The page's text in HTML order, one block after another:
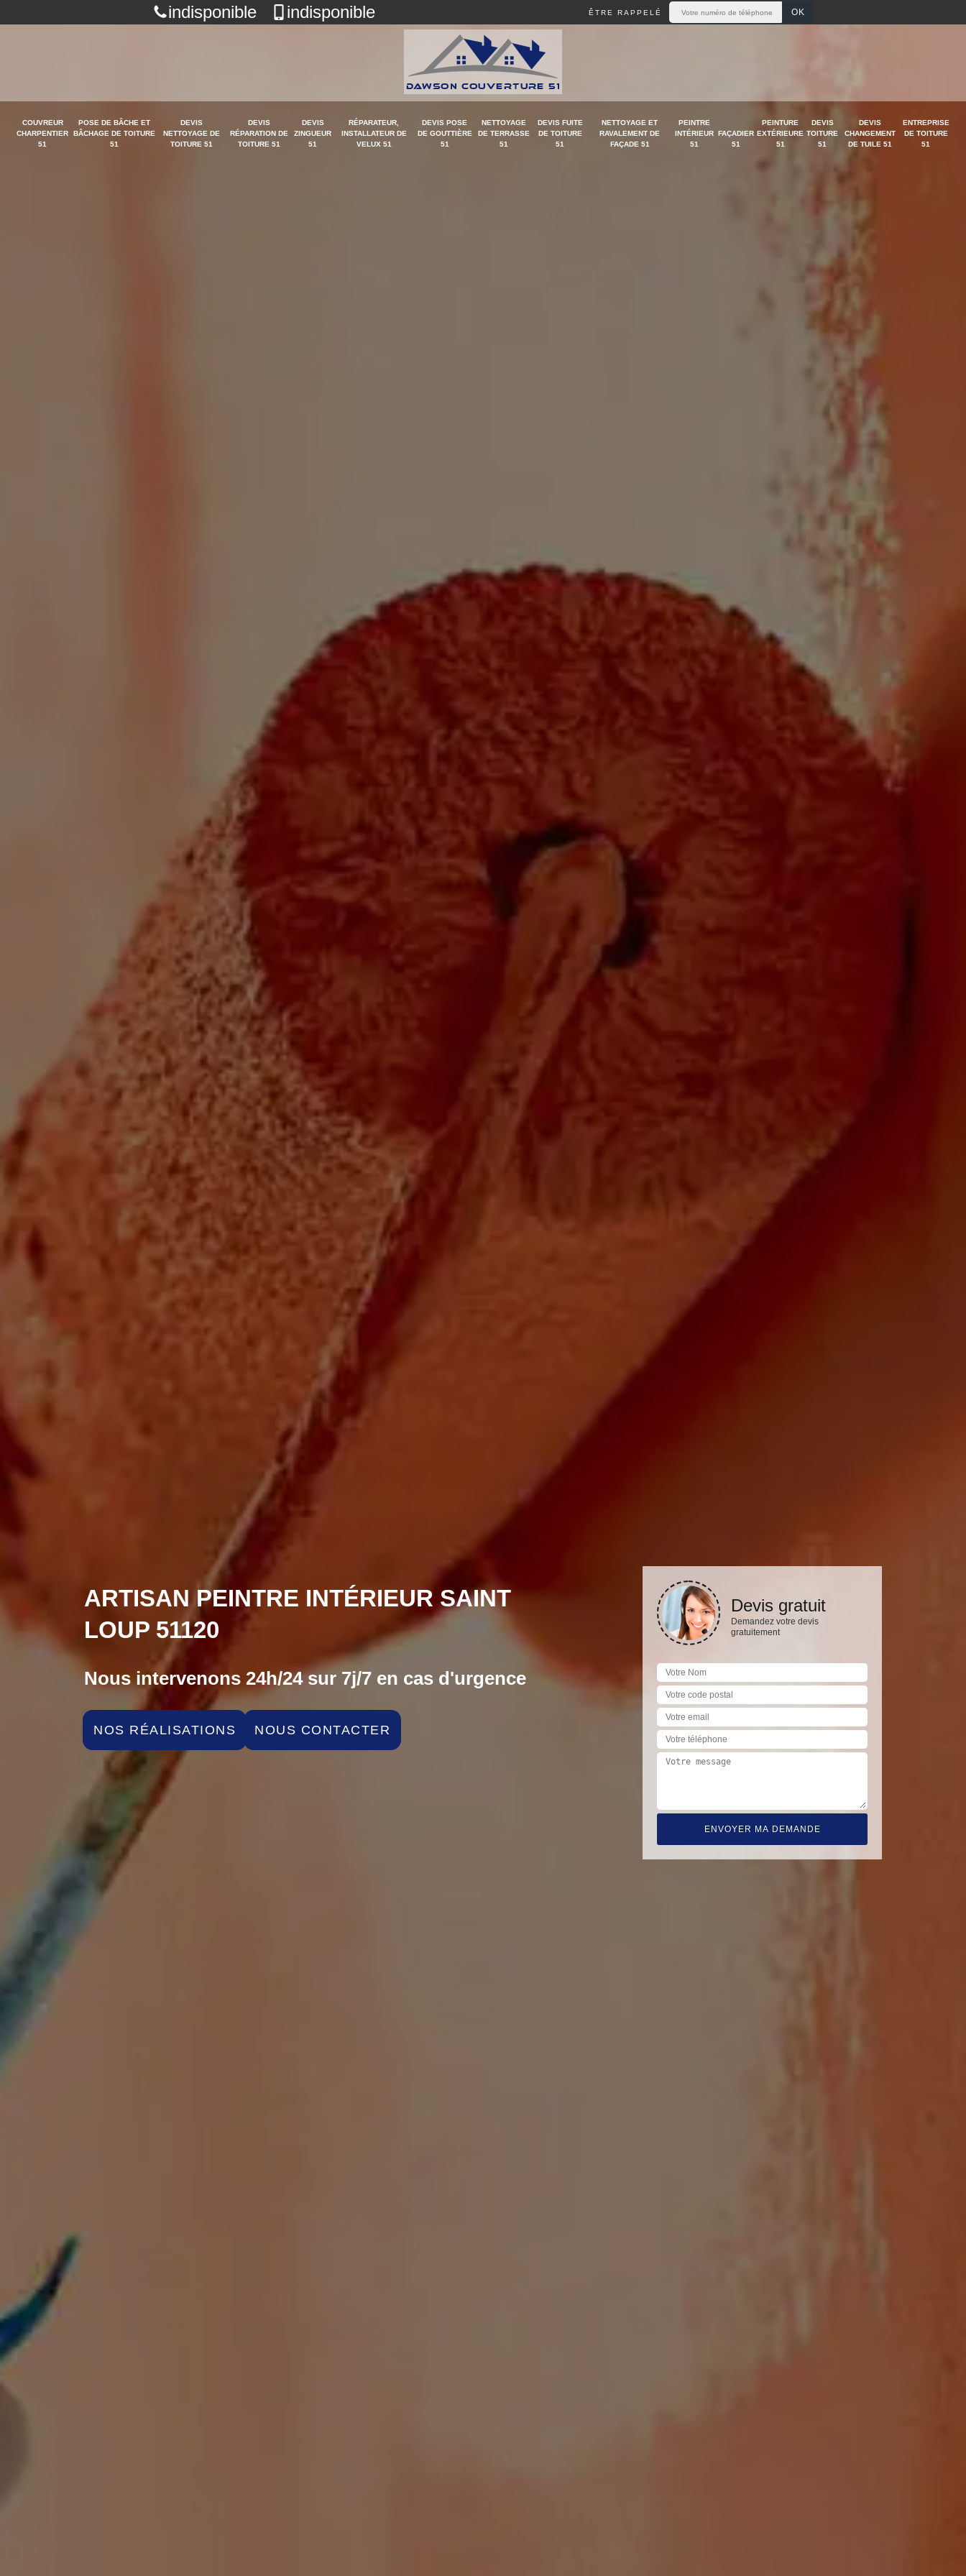
indisponible indisponible ÊTRE RAPPELÉ
COUVREUR
CHARPENTIER
51
POSE DE BÂCHE ET
BÂCHAGE DE TOITURE
51
DEVIS
NETTOYAGE DE
TOITURE 51
DEVIS
RÉPARATION DE
TOITURE 51
DEVIS
ZINGUEUR
51
RÉPARATEUR,
INSTALLATEUR DE
VELUX 51
DEVIS POSE
DE GOUTTIÈRE
51
NETTOYAGE
DE TERRASSE
51
DEVIS FUITE
DE TOITURE
51
NETTOYAGE ET
RAVALEMENT DE
FAÇADE 51
PEINTRE
INTÉRIEUR
51
FAÇADIER
51
PEINTURE
EXTÉRIEURE
51
DEVIS
TOITURE
51
DEVIS
CHANGEMENT
DE TUILE 51
ENTREPRISE
DE TOITURE
51
ARTISAN PEINTRE INTÉRIEUR SAINT
LOUP 51120
Nous intervenons 24h/24 sur 7j/7 en cas d'urgence
NOS RÉALISATIONS NOUS CONTACTER
Devis gratuit
Demandez votre devis
gratuitement